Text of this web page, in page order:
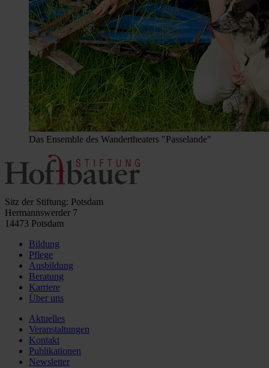
Das Ensemble des Wandertheaters "Passelande"
Sitz der Stiftung: Potsdam
Hermannswerder 7
14473 Potsdam
Bildung
Pflege
Ausbildung
Beratung
Karriere
Über uns
Aktuelles
Veranstaltungen
Kontakt
Publikationen
Newsletter